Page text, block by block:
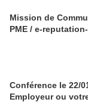
Mission de
PME / e-
Conférence le 22/
Employeur ou